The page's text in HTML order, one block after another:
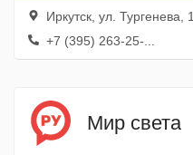
Иркутск, ул. Тургенева, 1
+7 (395) 263-25-...
Мир света